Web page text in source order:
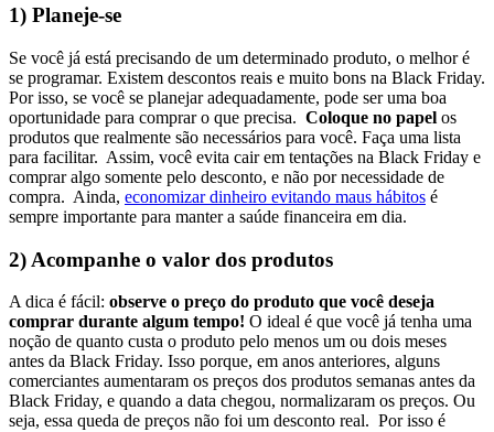
1) Planeje-se
Se você já está precisando de um determinado produto, o melhor é
se programar. Existem descontos reais e muito bons na Black Friday.
Por isso, se você se planejar adequadamente, pode ser uma boa
oportunidade para comprar o que precisa. Coloque no papel os
produtos que realmente são necessários para você. Faça uma lista
para facilitar. Assim, você evita cair em tentações na Black Friday e
comprar algo somente pelo desconto, e não por necessidade de
compra. Ainda, economizar dinheiro evitando maus hábitos é
sempre importante para manter a saúde financeira em dia.
2) Acompanhe o valor dos produtos
A dica é fácil: observe o preço do produto que você deseja
comprar durante algum tempo! O ideal é que você já tenha uma
noção de quanto custa o produto pelo menos um ou dois meses
antes da Black Friday. Isso porque, em anos anteriores, alguns
comerciantes aumentaram os preços dos produtos semanas antes da
Black Friday, e quando a data chegou, normalizaram os preços. Ou
seja, essa queda de preços não foi um desconto real. Por isso é